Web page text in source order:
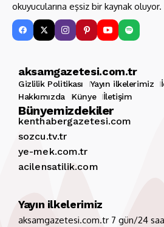
okuyucularına eşsiz bir kaynak oluyor.
aksamgazetesi.com.tr
Gizlilik Politikası Yayın ilkelerimiz
Hakkımızda
Künye İletişim
Bünyemizdekiler
kenthabergazetesi.com
sozcu.tv.tr
ye-mek.com.tr
acilensatilik.com
Yayın ilkelerimiz
aksamgazetesi.com.tr 7 gün/24